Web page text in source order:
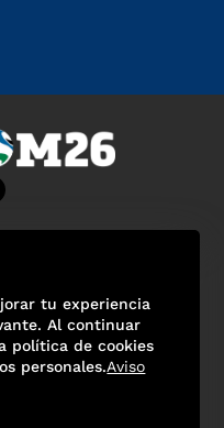
tu experiencia
Al continuar
política de cookies
personales.Aviso